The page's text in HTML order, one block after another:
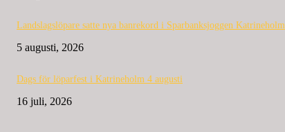
Landslagslöpare satte nya banrekord i Sparbanksjoggen Katrineholm
5 augusti, 2026
Dags för löparfest i Katrineholm 4 augusti
16 juli, 2026